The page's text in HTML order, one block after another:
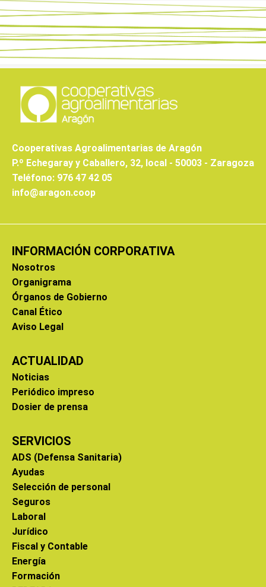
Cooperativas Agroalimentarias de Aragón
P.º Echegaray y Caballero, 32, local - 50003 - Zaragoza
Teléfono: 976 47 42 05
info@aragon.coop
INFORMACIÓN CORPORATIVA
Nosotros
Organigrama
Órganos de Gobierno
Canal Ético
Aviso Legal
ACTUALIDAD
Noticias
Periódico impreso
Dosier de prensa
SERVICIOS
ADS (Defensa Sanitaria)
Ayudas
Selección de personal
Seguros
Laboral
Jurídico
Fiscal y Contable
Energía
Formación